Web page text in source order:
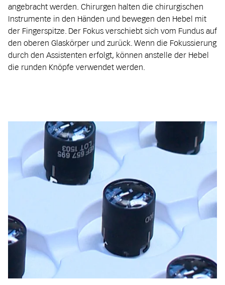
angebracht werden. Chirurgen halten die chirurgischen
Instrumente in den Händen und bewegen den Hebel mit
der Fingerspitze. Der Fokus verschiebt sich vom Fundus auf
den oberen Glaskörper und zurück. Wenn die Fokussierung
durch den Assistenten erfolgt, können anstelle der Hebel
die runden Knöpfe verwendet werden.